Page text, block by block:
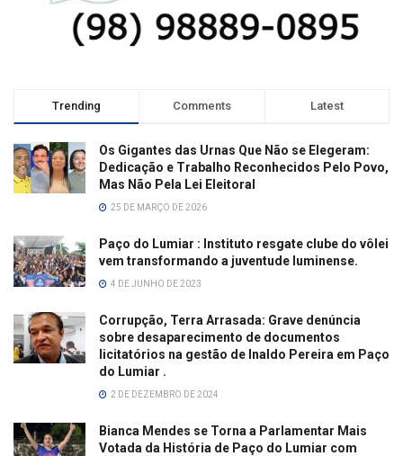
Trending Comments Latest
Os Gigantes das Urnas Que Não se Elegeram:
Dedicação e Trabalho Reconhecidos Pelo Povo,
Mas Não Pela Lei Eleitoral
25 DE MARÇO DE 2026
Paço do Lumiar : Instituto resgate clube do vôlei
vem transformando a juventude luminense.
4 DE JUNHO DE 2023
Corrupção, Terra Arrasada: Grave denúncia
sobre desaparecimento de documentos
licitatórios na gestão de Inaldo Pereira em Paço
do Lumiar .
2 DE DEZEMBRO DE 2024
Bianca Mendes se Torna a Parlamentar Mais
Votada da História de Paço do Lumiar com